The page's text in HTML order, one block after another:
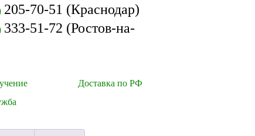
205-70-51 (Краснодар)
333-51-72 (Ростов-на-
Доставка по РФ